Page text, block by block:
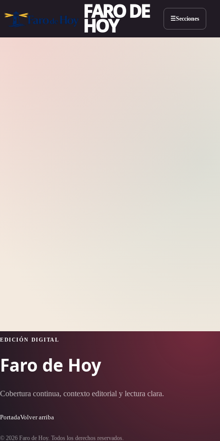
FARO DE
HOY ☰Secciones
EDICIÓN DIGITAL
Faro de Hoy
Cobertura continua, contexto editorial y lectura clara.
PortadaVolver arriba
© 2026 Faro de Hoy. Todos los derechos reservados.